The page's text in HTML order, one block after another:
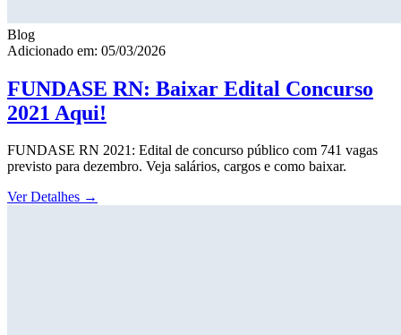
Blog
Adicionado em: 05/03/2026
FUNDASE RN: Baixar Edital Concurso
2021 Aqui!
FUNDASE RN 2021: Edital de concurso público com 741 vagas
previsto para dezembro. Veja salários, cargos e como baixar.
Ver Detalhes →